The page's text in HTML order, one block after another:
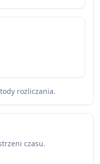
rozliczania.
czasu.